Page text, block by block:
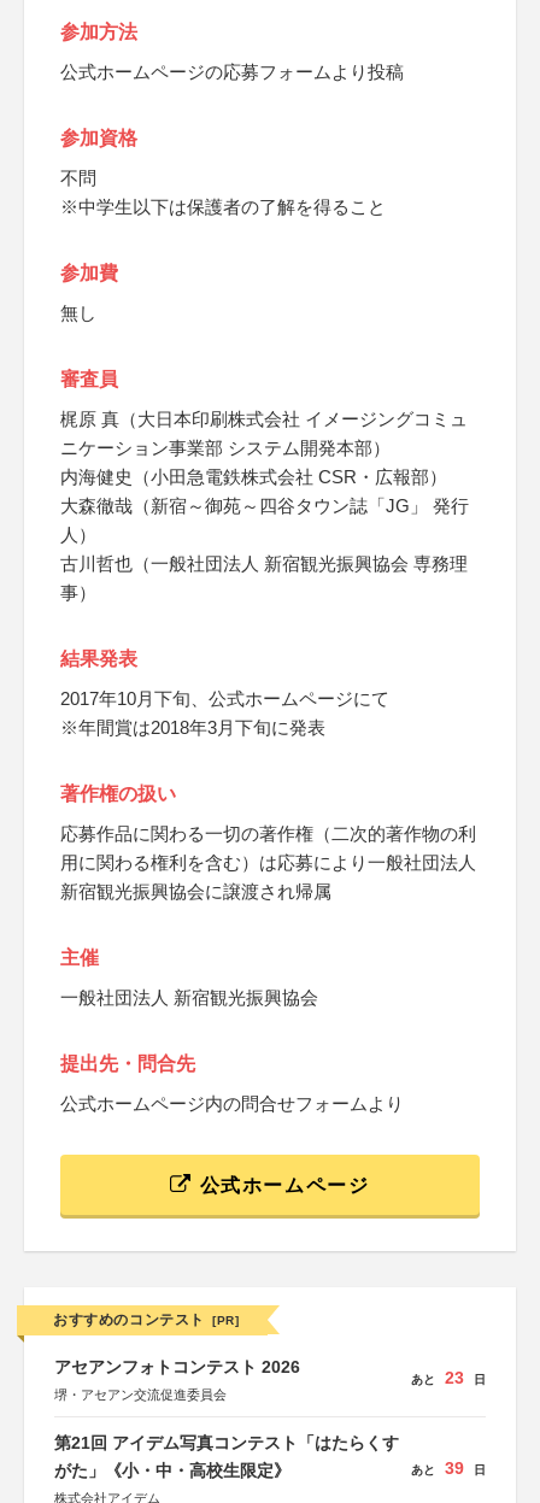
参加方法
公式ホームページの応募フォームより投稿
参加資格
不問
※中学生以下は保護者の了解を得ること
参加費
無し
審査員
梶原 真（大日本印刷株式会社 イメージングコミュ
ニケーション事業部 システム開発本部）
内海健史（小田急電鉄株式会社 CSR・広報部）
大森徹哉（新宿～御苑～四谷タウン誌「JG」 発行
人）
古川哲也（一般社団法人 新宿観光振興協会 専務理
事）
結果発表
2017年10月下旬、公式ホームページにて
※年間賞は2018年3月下旬に発表
著作権の扱い
応募作品に関わる一切の著作権（二次的著作物の利
用に関わる権利を含む）は応募により一般社団法人
新宿観光振興協会に譲渡され帰属
主催
一般社団法人 新宿観光振興協会
提出先・問合先
公式ホームページ内の問合せフォームより
公式ホームページ
おすすめのコンテスト [PR]
アセアンフォトコンテスト 2026
堺・アセアン交流促進委員会
あと 23 日
第21回 アイデム写真コンテスト「はたらくす
がた」《小・中・高校生限定》
株式会社アイデム
あと 39 日